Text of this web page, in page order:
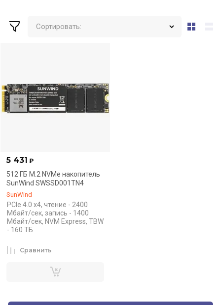
Сортировать:
5 431 ₽
512 ГБ M.2 NVMe накопитель
SunWind SWSSD001TN4
SunWind
PCIe 4.0 x4, чтение - 2400
Мбайт/сек, запись - 1400
Мбайт/сек, NVM Express, TBW
- 160 ТБ
Сравнить